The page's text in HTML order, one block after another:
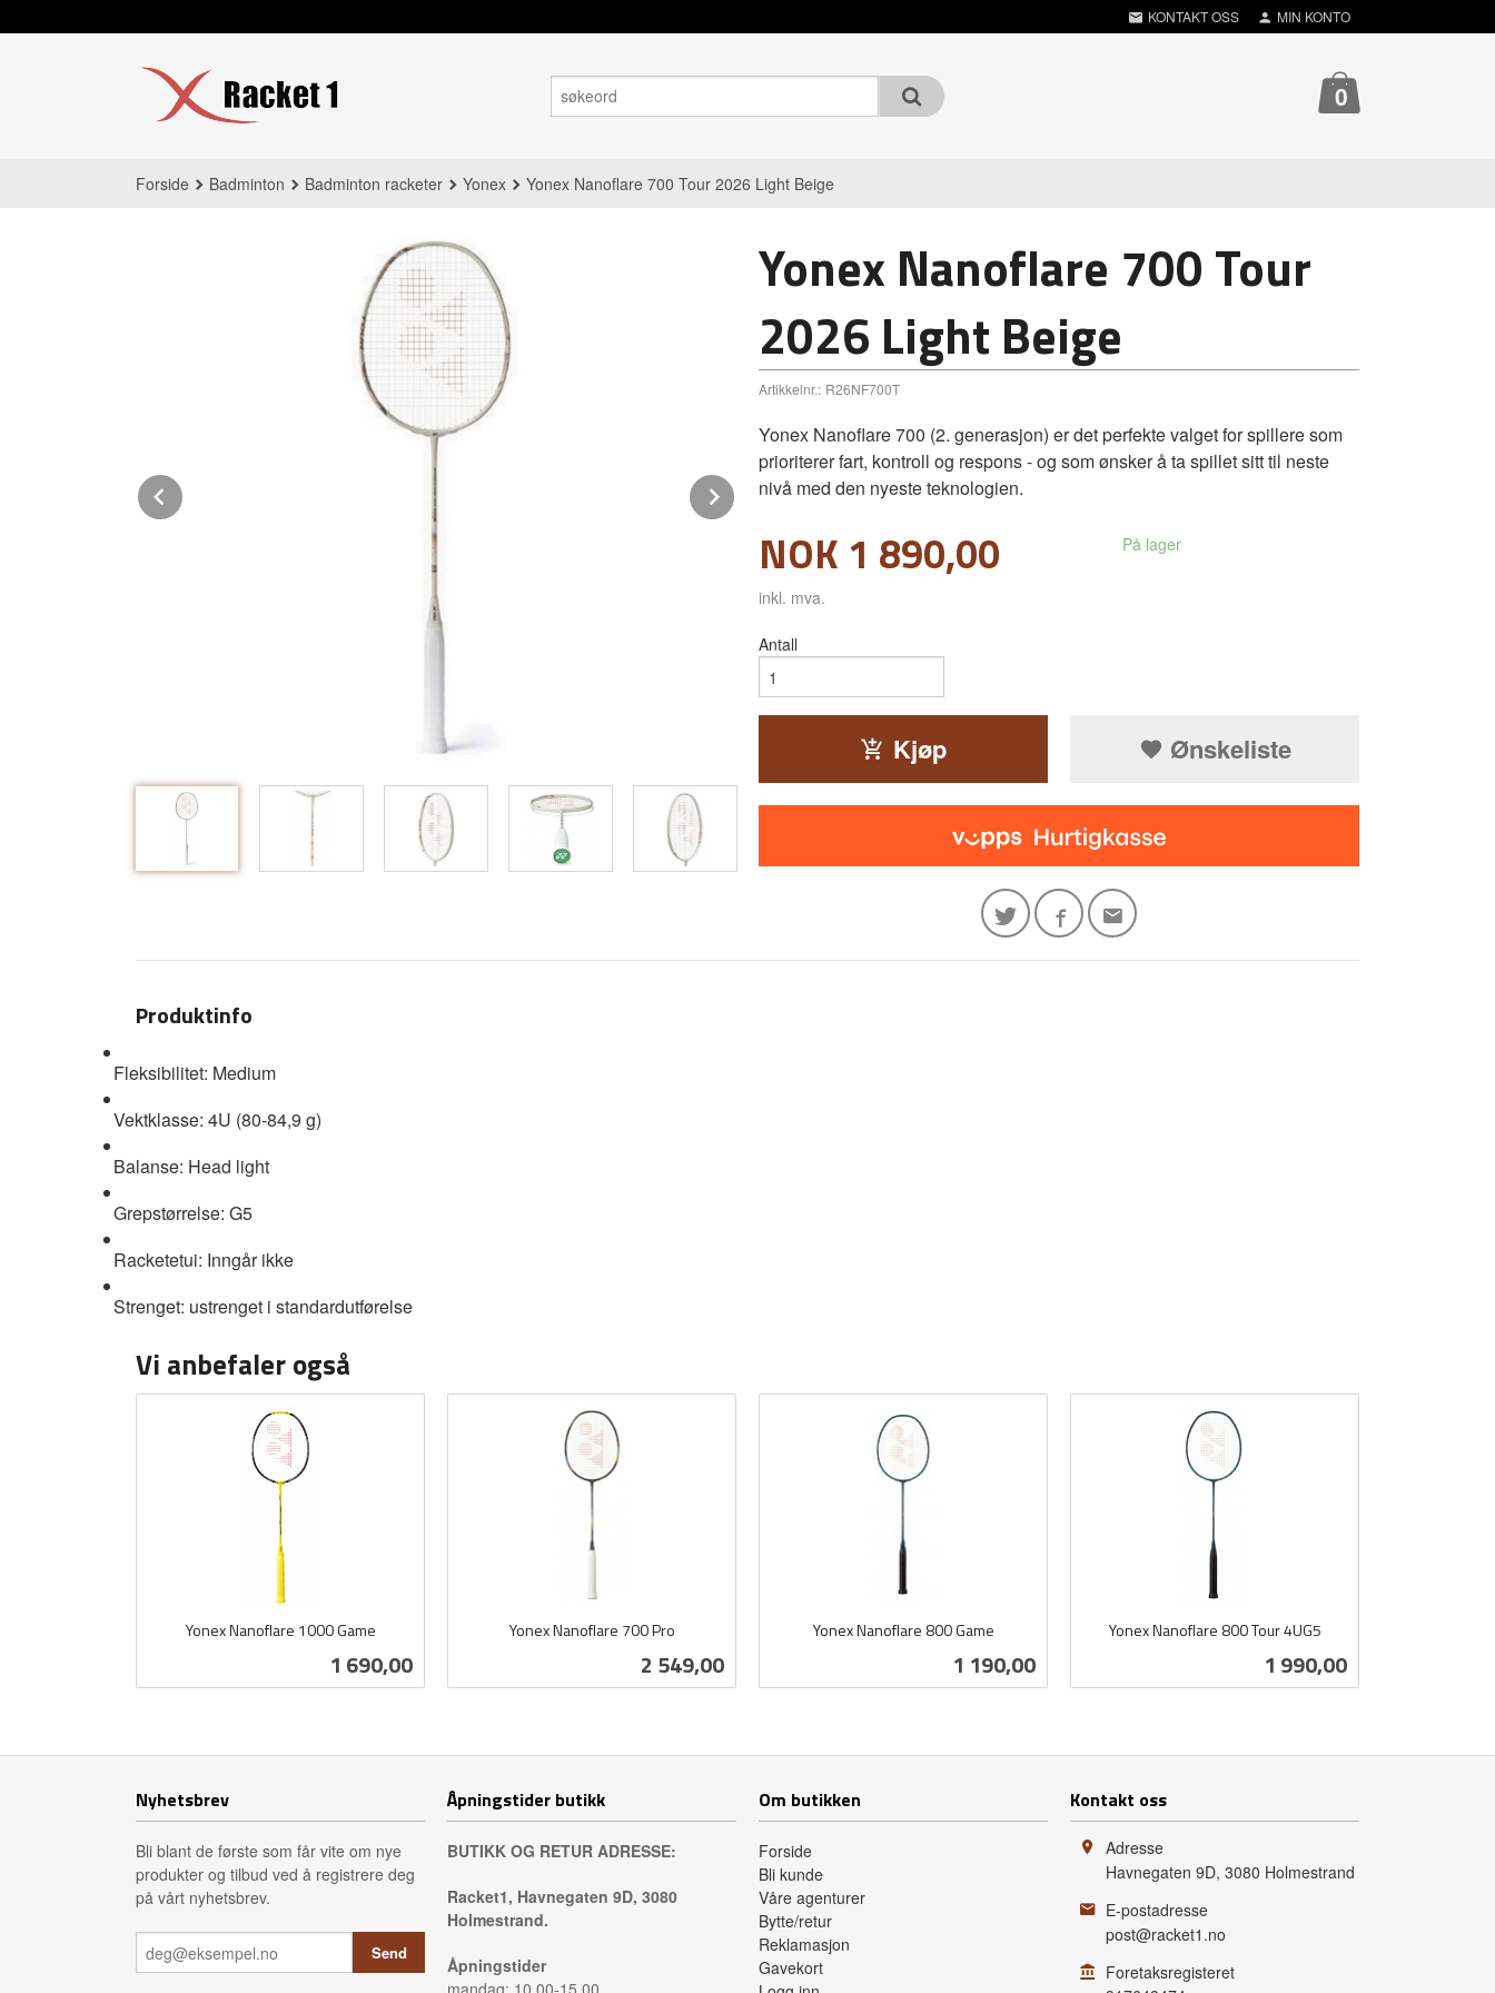
til
KONTAKT OSS MIN KONTO
0
Forside Badminton Badminton racketer Yonex Yonex Nanoflare 700 Tour 2026 Light Beige
Next
Yonex Nanoflare 700 Tour
2026 Light Beige
Artikkelnr.: R26NF700T
Yonex Nanoflare 700 (2. generasjon) er det perfekte valget for spillere som
prioriterer fart, kontroll og respons - og som ønsker å ta spillet sitt til neste
nivå med den nyeste teknologien.
Pris
NOK 1 890,00
inkl. mva.
På lager
Antall
Kjøp Ønskeliste
Produktinfo
Fleksibilitet: Medium
Vektklasse: 4U (80-84,9 g)
Balanse: Head light
Grepstørrelse: G5
Racketetui: Inngår ikke
Strenget: ustrenget i standardutførelse
Vi anbefaler også
Yonex Nanoflare 1000 Game
Pris
1 690,00
Yonex Nanoflare 700 Pro
Pris
2 549,00
Yonex Nanoflare 800 Game
Pris
1 190,00
Yonex Nanoflare 800 Tour 4UG5
Pris
1 990,00
Nyhetsbrev
Bli blant de første som får vite om nye
produkter og tilbud ved å registrere deg
på vårt nyhetsbrev.
Åpningstider butikk
BUTIKK OG RETUR ADRESSE:
Racket1, Havnegaten 9D, 3080
Holmestrand.
Åpningstider
Om butikken
Forside
Bli kunde
Våre agenturer
Bytte/retur
Reklamasjon
Gavekort
Kontakt oss
Adresse
Havnegaten 9D, 3080 Holmestrand
E-postadresse
post@racket1.no
Foretaksregisteret